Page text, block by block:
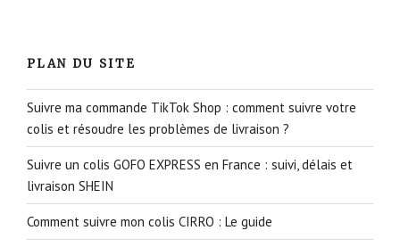
PLAN DU SITE
Suivre ma commande TikTok Shop : comment suivre votre
colis et résoudre les problèmes de livraison ?
Suivre un colis GOFO EXPRESS en France : suivi, délais et
livraison SHEIN
Comment suivre mon colis CIRRO : Le guide